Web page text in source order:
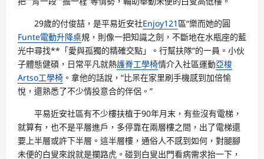
29歲的付俊喆，是平易近安社Enjoy121區“樂而她的圓
Funte電動升降桌規，則像一把知識之劍，不斷地在水瓶座的藍
光中尋找**「愛與孤獨的精確交點」。行幫扶隊”的一員。小伙
子體態健碩，日常平凡就熱護脊工學椅情介入社區運動亞梭
Artso工學椅 。拿他的話說，“比呆在家里刷手機感到加倍愉
悅，還熟悉了不少情投意合的伴侶。”
平易近安社區有不少樓扶植于90年月末，有些沒有電梯，
就算有，也不是平層進戶，多停靠在兩層樓之間，出了電梯還
要上半層或許下半層。這半層樓，通俗人不感到如何，對腿腳
未便的白叟來說就是攔路虎。碰到白叟出門看病需求抬一下，